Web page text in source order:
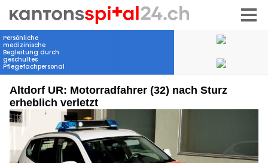
Altdorf UR: Motorradfahrer (32) nach Sturz
erheblich verletzt